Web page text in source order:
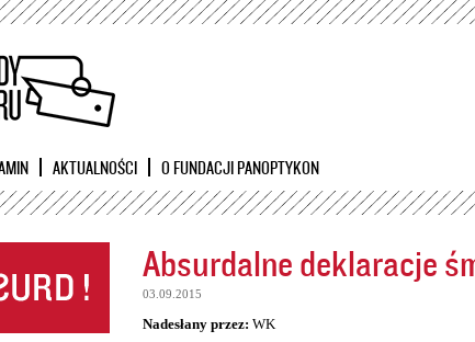
Przejdź
AKTUALNOŚCI O FUNDACJI PANOPTYKON
Absurdalne deklaracje
03.09.2015
Nadesłany przez: WK